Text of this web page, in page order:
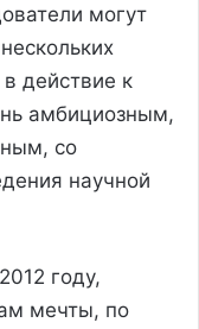
могут
действие к
амбициозным,
со
научной
году,
мечты, по